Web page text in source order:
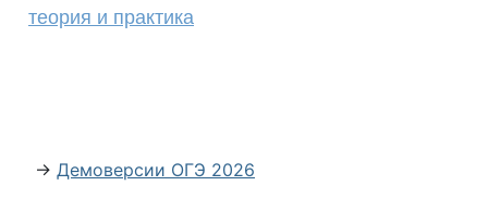
теория и практика
→ Демоверсии ОГЭ 2026